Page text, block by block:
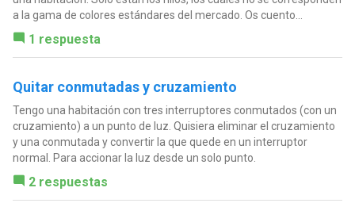
a la gama de colores estándares del mercado. Os cuento...
1 respuesta
Quitar conmutadas y cruzamiento
Tengo una habitación con tres interruptores conmutados (con un
cruzamiento) a un punto de luz. Quisiera eliminar el cruzamiento
y una conmutada y convertir la que quede en un interruptor
normal. Para accionar la luz desde un solo punto.
2 respuestas